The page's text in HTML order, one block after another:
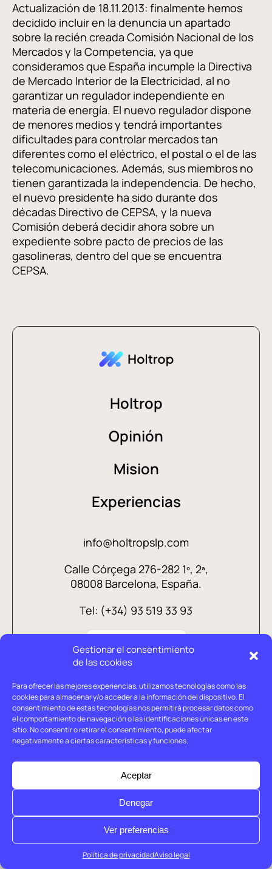
Gestionar el consentimiento
de las cookies
Para ofrecer las mejores experiencias, utilizamos tecnologías como las
cookies para almacenar y/o acceder a la información del dispositivo. El
consentimiento de estas tecnologías nos permitirá procesar datos como
el comportamiento de navegación o las identificaciones únicas en este
sitio. No consentir o retirar el consentimiento, puede afectar
negativamente a ciertas características y funciones.
Aceptar
Denegar
Ver preferencias
Política de privacidadAviso legal
Actualización de 18.11.2013: finalmente hemos
decidido incluir en la denuncia un apartado
sobre la recién creada Comisión Nacional de los
Mercados y la Competencia, ya que
consideramos que España incumple la Directiva
de Mercado Interior de la Electricidad, al no
garantizar un regulador independiente en
materia de energía. El nuevo regulador dispone
de menores medios y tendrá importantes
dificultades para controlar mercados tan
diferentes como el eléctrico, el postal o el de las
telecomunicaciones. Además, sus miembros no
tienen garantizada la independencia. De hecho,
el nuevo presidente ha sido durante dos
décadas Directivo de CEPSA, y la nueva
Comisión deberá decidir ahora sobre un
expediente sobre pacto de precios de las
gasolineras, dentro del que se encuentra
CEPSA.
Holtrop
Opinión
Mision
Experiencias
info@holtropslp.com
Calle Córçega 276-282 1º, 2ª,
08008 Barcelona, España.
Tel: (+34) 93 519 33 93
© Holtrop 2026
Aviso legal
Política de privacidad
Política de cookies